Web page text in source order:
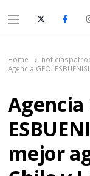
Menu
Home
Agencia GEO:
Agencia
mejor